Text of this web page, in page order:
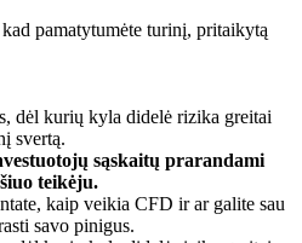
pamatytumėte turinį, pritaikytą
dėl kurių kyla didelė rizika greitai
svertą.
sąskaitų prarandami
teikėju.
kaip veikia CFD ir ar galite sau
savo pinigus.